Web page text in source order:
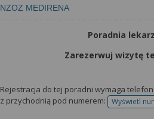
NZOZ MEDIRENA
Poradnia
Zarezerwuj wizytę
Rejestracja do tej poradni wymaga
z przychodnią pod numerem:
Wyświetl